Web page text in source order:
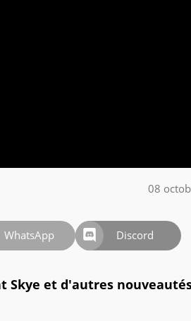
08
WhatsApp Discord
Skye et d'autres